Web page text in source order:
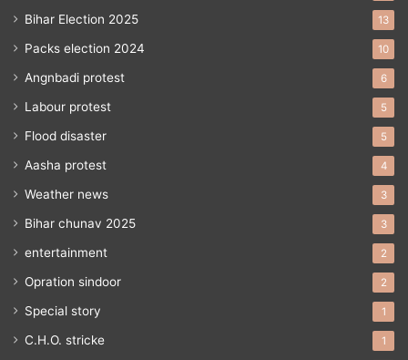
Bihar Election 2025 13
Packs election 2024 10
Angnbadi protest 6
Labour protest 5
Flood disaster 5
Aasha protest 4
Weather news 3
Bihar chunav 2025 3
entertainment 2
Opration sindoor 2
Special story 1
C.H.O. stricke 1